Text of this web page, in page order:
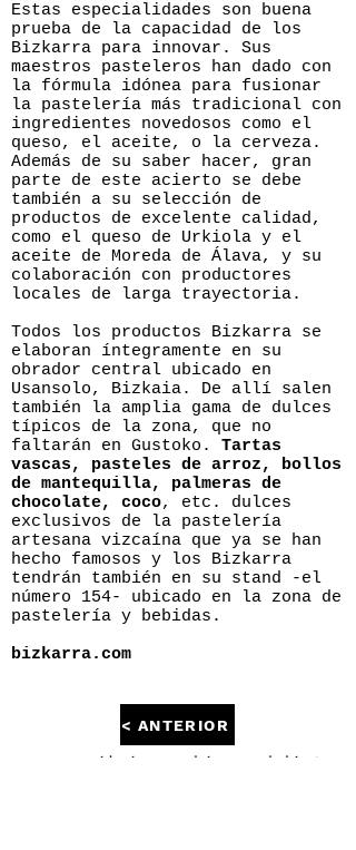
Estas especialidades son buena
prueba de la capacidad de los
Bizkarra para innovar. Sus
maestros pasteleros han dado con
la fórmula idónea para fusionar
la pastelería más tradicional con
ingredientes novedosos como el
queso, el aceite, o la cerveza.
Además de su saber hacer, gran
parte de este acierto se debe
también a su selección de
productos de excelente calidad,
como el queso de Urkiola y el
aceite de Moreda de Álava, y su
colaboración con productores
locales de larga trayectoria.
Todos los productos Bizkarra se
elaboran íntegramente en su
obrador central ubicado en
Usansolo, Bizkaia. De allí salen
también la amplia gama de dulces
típicos de la zona, que no
faltarán en Gustoko. Tartas
vascas, pasteles de arroz, bollos
de mantequilla, palmeras de
chocolate, coco, etc. dulces
exclusivos de la pastelería
artesana vizcaína que ya se han
hecho famosos y los Bizkarra
tendrán también en su stand -el
número 154- ubicado en la zona de
pastelería y bebidas.
bizkarra.com
< ANTERIOR
Formentor celebra la II Fiesta de la Ensaimada del 25/02